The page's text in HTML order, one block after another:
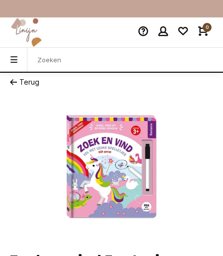
0
Terug